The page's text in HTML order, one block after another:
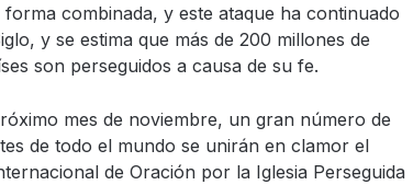
combinada, y este ataque ha continuado
y se estima que más de 200 millones de
son perseguidos a causa de su fe.
mes de noviembre, un gran número de
de todo el mundo se unirán en clamor el
de Oración por la Iglesia Perseguida